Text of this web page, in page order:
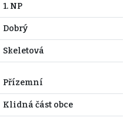
1. NP
Dobrý
Skeletová
Přízemní
Klidná část obce